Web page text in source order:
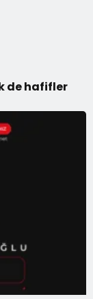
de hafifler